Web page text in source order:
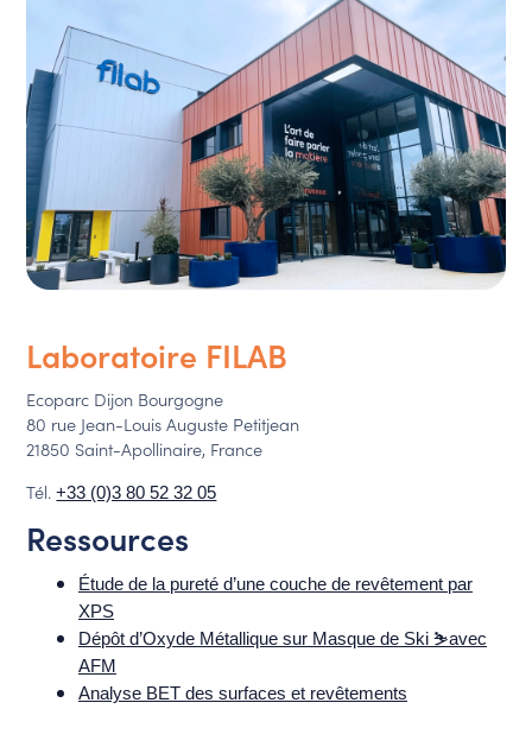
Laboratoire FILAB
Ecoparc Dijon Bourgogne
80 rue Jean-Louis Auguste Petitjean
21850 Saint-Apollinaire, France
Tél.+33 (0)3 80 52 32 05
Ressources
Étude de la pureté d’une couche de revêtement par
XPS
Dépôt d’Oxyde Métallique sur Masque de Ski ⛷️avec
AFM
Analyse BET des surfaces et revêtements